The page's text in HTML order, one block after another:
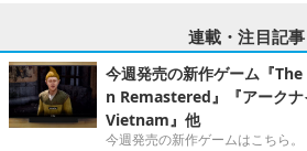
連載・注目記事
今週発売の新作ゲーム『
n Remastered』『アーク
Vietnam』他
今週発売の新作ゲームはこちら。